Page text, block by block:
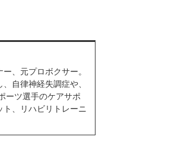
、元プロボクサー。
自律神経失調症や、
ーツ選手のケアサポ
、リハビリトレーニ